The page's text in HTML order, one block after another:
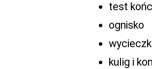
test
ognisko
kulig i